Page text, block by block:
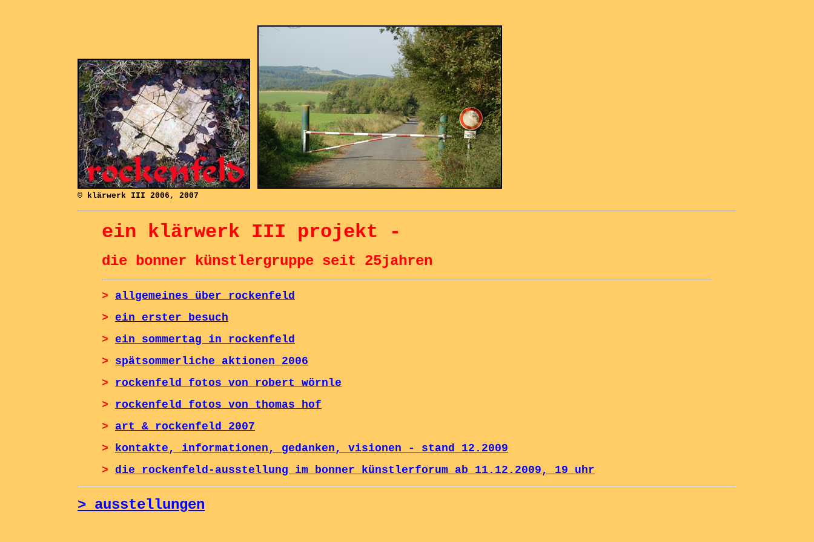
© klärwerk III 2006, 2007
ein klärwerk III projekt -
die bonner künstlergruppe seit 25jahren
> allgemeines über rockenfeld
> ein erster besuch
> ein sommertag in rockenfeld
> spätsommerliche aktionen 2006
> rockenfeld fotos von robert wörnle
> rockenfeld fotos von thomas hof
> art & rockenfeld 2007
> kontakte, informationen, gedanken, visionen - stand 12.2009
> die rockenfeld-ausstellung im bonner künstlerforum ab 11.12.2009, 19 uhr
> ausstellungen